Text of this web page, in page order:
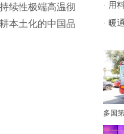
续性极端高温彻
本土化的中国品
到了
· 用
· 暖
多国
爆了